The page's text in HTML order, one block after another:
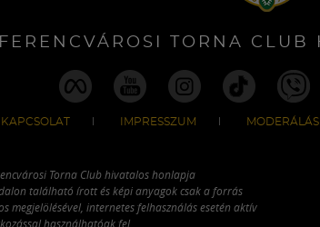
TORNA CLUB
KAPCSOLAT IMPRESSZUM
Torna Club hivatalos honlapja
található írott és képi anyagok csak a forrás
megjelölésével, internetes felhasználás esetén aktív
használhatóak fel.